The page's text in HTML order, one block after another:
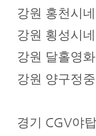
강원 홍천시
강원 횡성시
강원 달홀영
강원 양구정
경기 CGV야